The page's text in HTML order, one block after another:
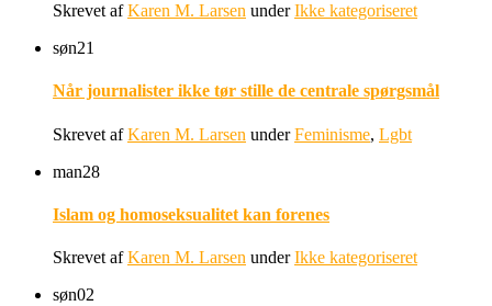
Skrevet afKaren M. Larsen underIkke kategoriseret
søn21
Når journalister ikke tør stille de centrale spørgsmål
Skrevet afKaren M. Larsen underFeminisme, Lgbt
man28
Islam og homoseksualitet kan forenes
Skrevet afKaren M. Larsen underIkke kategoriseret
søn02